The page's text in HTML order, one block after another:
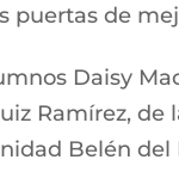
puertas de
Daisy
Ramírez,
Belén del